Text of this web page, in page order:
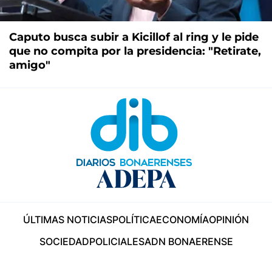
Caputo busca subir a Kicillof al ring y le pide
que no compita por la presidencia: "Retirate,
amigo"
ÚLTIMAS NOTICIASPOLÍTICAECONOMÍAOPINIÓN
SOCIEDADPOLICIALESADN BONAERENSE